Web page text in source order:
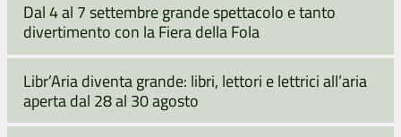
Dal 4 al 7 settembre grande spettacolo e tanto
divertimento con la Fiera della Fola
Libr’Aria diventa grande: libri, lettori e lettrici all’aria
aperta dal 28 al 30 agosto